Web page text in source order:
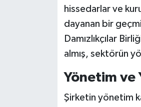
hissedarlar ve
dayanan bir
Damızlıkçılar
almış, sektörün
Yönetim ve
Şirketin yönetim